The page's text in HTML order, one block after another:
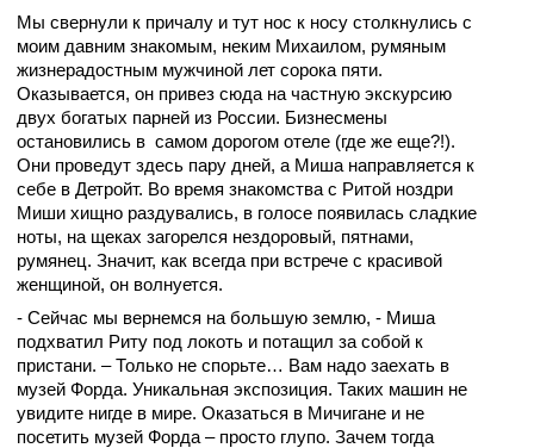
Мы свернули к причалу и тут нос к носу столкнулись с
моим давним знакомым, неким Михаилом, румяным
жизнерадостным мужчиной лет сорока пяти.
Оказывается, он привез сюда на частную экскурсию
двух богатых парней из России. Бизнесмены
остановились в самом дорогом отеле (где же еще?!).
Они проведут здесь пару дней, а Миша направляется к
себе в Детройт. Во время знакомства с Ритой ноздри
Миши хищно раздувались, в голосе появилась сладкие
ноты, на щеках загорелся нездоровый, пятнами,
румянец. Значит, как всегда при встрече с красивой
женщиной, он волнуется.
- Сейчас мы вернемся на большую землю, - Миша
подхватил Риту под локоть и потащил за собой к
пристани. – Только не спорьте… Вам надо заехать в
музей Форда. Уникальная экспозиция. Таких машин не
увидите нигде в мире. Оказаться в Мичигане и не
посетить музей Форда – просто глупо. Зачем тогда